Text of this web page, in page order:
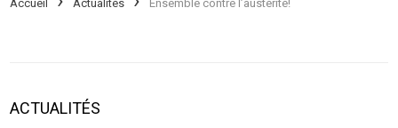
Accueil Actualités Ensemble contre l’austérité!
ACTUALITÉS